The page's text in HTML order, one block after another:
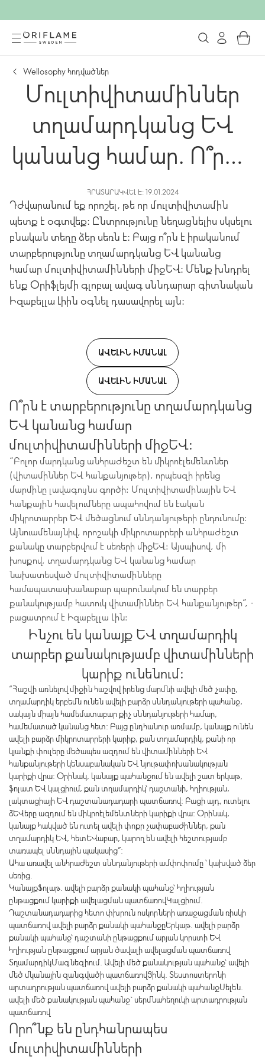
Wellosophy հոդվածներ
Մուլտիվիտամիններ
տղամարդկանց և
կանանց համար. Ո՞րն է
տարբերությունը:
ՀՐԱՏԱՐԱԿՎԵԼ Է: 19.01.2024
Դժվարանում եք որոշել, թե որ մուլտիվիտամին
պետք է օգտվեք: Ընտրությունը նեղացնելիս սկսելու
բնական տեղը ձեր սեռն է: Բայց ո՞րն է իրականում
տարբերությունը տղամարդկանց և կանանց
համար մուլտիվիտամինների միջև: Մենք խնդրել
ենք Օրիֆլեյմի գլոբալ ավագ սննդարար գիտնական
Իզաբելլա Լիին օգնել դասավորել այն:
ԱՎԵԼԻՆ ԻՄԱՆԱԼ
ԱՎԵԼԻՆ ԻՄԱՆԱԼ
Ո՞րն է տարբերությունը տղամարդկանց
և կանանց համար
մուլտիվիտամինների միջև:
“Բոլոր մարդկանց անհրաժեշտ են միկրոէլեմենտներ
(վիտամիններ և հանքանյութեր), որպեսզի իրենց
մարմինը լավագույնս գործի: Մուլտիվիտամինային և
հանքային հավելումները ապահովում են էական
միկրոտարրեր և մեծացնում սննդանյութերի ընդունումը:
Այնուամենայնիվ, որոշակի միկրոտարրերի անհրաժեշտ
քանակը տարբերվում է սեռերի միջև: Այսպիսով, մի
խոսքով, տղամարդկանց և կանանց համար
նախատեսված մուլտիվիտամինները
համապատասխանաբար պարունակում են տարբեր
քանակությամբ հատուկ վիտամիններ և հանքանյութեր”, -
բացատրում է Իզաբելլա Լին:
Ինչու են կանայք և տղամարդիկ
տարբեր քանակությամբ վիտամինների
կարիք ունենում:
“Հաշվի առնելով միջին հաշվով իրենց մարմնի ավելի մեծ չափը,
տղամարդիկ երբեմն ունեն ավելի բարձր սննդանյութերի պահանջ,
սակայն միայն համեմատաբար քիչ սննդանյութերի համար,
համեմատած կանանց հետ: Բայց ընդհանուր առմամբ, կանայք ունեն
ավելի բարձր միկրոտարրերի կարիք, քան տղամարդիկ, քանի որ
կյանքի փուլերը մեծապես ազդում են վիտամինների և
հանքանյութերի կենսաբանական և նյութափոխանակության
կարիքի վրա: Օրինակ, կանայք պահանջում են ավելի շատ երկաթ,
ֆոլատ և կալցիում, քան տղամարդիկ՝ դաշտանի, հղիության,
լակտացիայի և դաշտանադադարի պատճառով: Բացի այդ, ուտելու
ձևերը ազդում են միկրոէլեմենտների կարիքի վրա: Օրինակ,
կանայք հակված են ուտել ավելի փոքր չափաբաժիններ, քան
տղամարդիկ և, հետևաբար, կարող են ավելի հեշտությամբ
տառապել սննդային պակասից”:
Ահա առավել անհրաժեշտ սննդանյութերի ամփոփումը ՝ կախված ձեր
սեռից.
ԿանայքՖոլաթ. ավելի բարձր քանակի պահանջ՝ հղիության
ընթացքում կարիքի ավելացման պատճառովԿալցիում.
Դաշտանադադարից հետո փխրուն ոսկորների առաջացման ռիսկի
պատճառով ավելի բարձր քանակի պահանջըԵրկաթ. ավելի բարձր
քանակի պահանջ՝ դաշտանի ընթացքում արյան կորստի և
հղիության ընթացքում արյան ծավալի ավելացման պատճառով
ՏղամարդիկՄագնեզիում. Ավելի մեծ քանակության պահանջ՝ ավելի
մեծ մկանային զանգվածի պատճառովՑինկ. Տեստոստերոնի
արտադրության պատճառով ավելի բարձր քանակի պահանջՍելեն.
ավելի մեծ քանակության պահանջ` սերմնահեղուկի արտադրության
պատճառով
Որո՞նք են ընդհանրապես
մուլտիվիտամինների